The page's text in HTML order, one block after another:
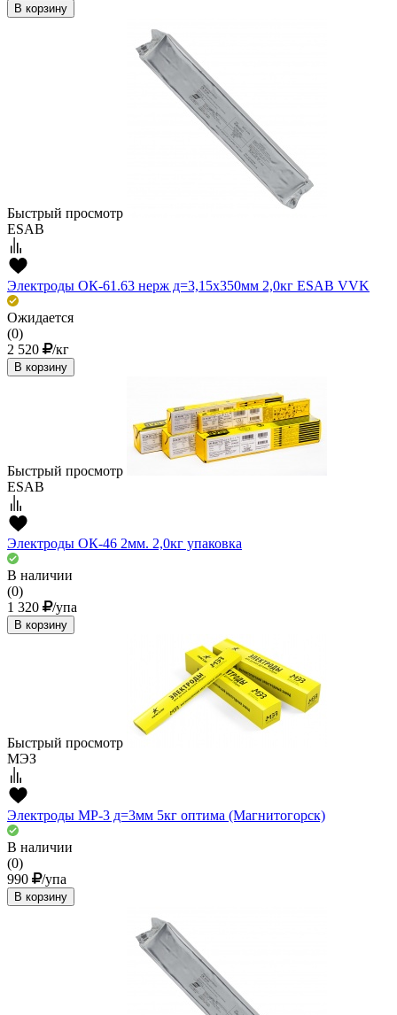
В корзину
Быстрый просмотр
ESAB
Электроды ОК-61.63 нерж д=3,15х350мм 2,0кг ESAB VVK
Ожидается
(0)
2 520
/кг
В корзину
Быстрый просмотр
ESAB
Электроды ОК-46 2мм. 2,0кг упаковка
В наличии
(0)
1 320
/упа
В корзину
Быстрый просмотр
МЭЗ
Электроды МР-3 д=3мм 5кг оптима (Магнитогорск)
В наличии
(0)
990
/упа
В корзину